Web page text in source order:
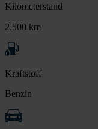
Kilometerstand
2.500 km
Kraftstoff
Benzin